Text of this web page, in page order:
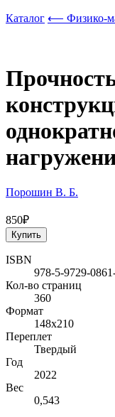
Каталог ⟵ Физико-
Порошин В. Б.
850₽
Купить
ISBN
978-5-9729-
Кол-во страниц
360
Формат
148х210
Переплет
Твердый
Год
2022
Вес
0,543